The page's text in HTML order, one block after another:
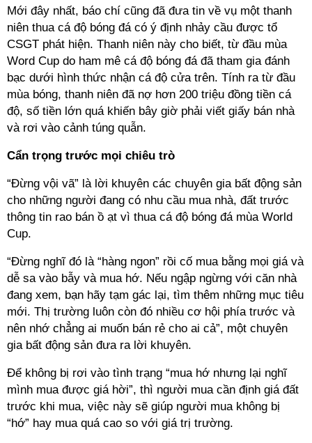
Mới đây nhất, báo chí cũng đã đưa tin về vụ một thanh
niên thua cá độ bóng đá có ý định nhảy cầu được tổ
CSGT phát hiện. Thanh niên này cho biết, từ đầu mùa
Word Cup do ham mê cá độ bóng đá đã tham gia đánh
bạc dưới hình thức nhận cá độ cửa trên. Tính ra từ đầu
mùa bóng, thanh niên đã nợ hơn 200 triệu đồng tiền cá
độ, số tiền lớn quá khiến bây giờ phải viết giấy bán nhà
và rơi vào cảnh túng quẫn.
Cẩn trọng trước mọi chiêu trò
“Đừng vội vã” là lời khuyên các chuyên gia bất động sản
cho những người đang có nhu cầu mua nhà, đất trước
thông tin rao bán ồ ạt vì thua cá độ bóng đá mùa World
Cup.
“Đừng nghĩ đó là “hàng ngon” rồi cố mua bằng mọi giá và
dễ sa vào bẫy và mua hớ. Nếu ngập ngừng với căn nhà
đang xem, bạn hãy tạm gác lại, tìm thêm những mục tiêu
mới. Thị trường luôn còn đó nhiều cơ hội phía trước và
nên nhớ chẳng ai muốn bán rẻ cho ai cả”, một chuyên
gia bất động sản đưa ra lời khuyên.
Để không bị rơi vào tình trạng “mua hớ nhưng lại nghĩ
mình mua được giá hời”, thì người mua cần định giá đất
trước khi mua, việc này sẽ giúp người mua không bị
“hớ” hay mua quá cao so với giá trị trường.